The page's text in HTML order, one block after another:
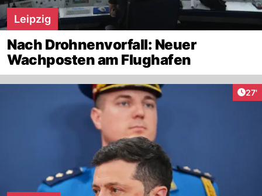
Leipzig
Nach Drohnenvorfall: Neuer
Wachposten am Flughafen
27'